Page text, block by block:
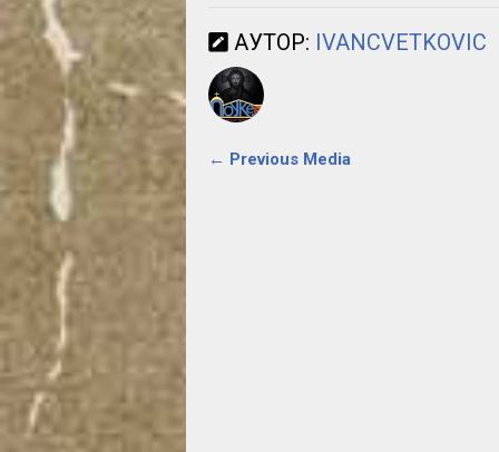
АУТОР: IVANCVETKOVIC
← Previous Media